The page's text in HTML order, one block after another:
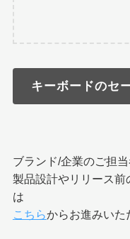
キーボードのセ
ブランド/企業のご担当
製品設計やリリース
は
こちらからお進みいた